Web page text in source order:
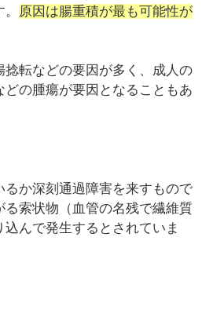
原因は腸重積が最も可能性が
捻転などの要因が多く、成人の
の腫瘍が要因となることもあ
るか深刻通過障害を来すもので
る索状物（血管の名残で繊維質
んで発生するとされていま